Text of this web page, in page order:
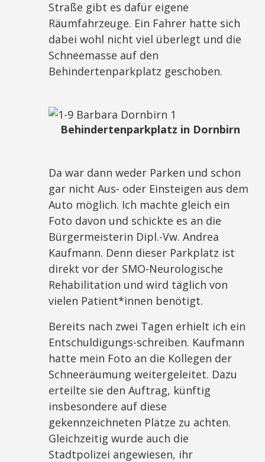
Straße gibt es dafür eigene
Räumfahrzeuge. Ein Fahrer hatte sich
dabei wohl nicht viel überlegt und die
Schneemasse auf den
Behindertenparkplatz geschoben.
Behindertenparkplatz in Dornbirn
Da war dann weder Parken und schon
gar nicht Aus- oder Einsteigen aus dem
Auto möglich. Ich machte gleich ein
Foto davon und schickte es an die
Bürgermeisterin Dipl.-Vw. Andrea
Kaufmann. Denn dieser Parkplatz ist
direkt vor der SMO-Neurologische
Rehabilitation und wird täglich von
vielen Patient*innen benötigt.
Bereits nach zwei Tagen erhielt ich ein
Entschuldigungs-schreiben. Kaufmann
hatte mein Foto an die Kollegen der
Schneeräumung weitergeleitet. Dazu
erteilte sie den Auftrag, künftig
insbesondere auf diese
gekennzeichneten Plätze zu achten.
Gleichzeitig wurde auch die
Stadtpolizei angewiesen, ihr